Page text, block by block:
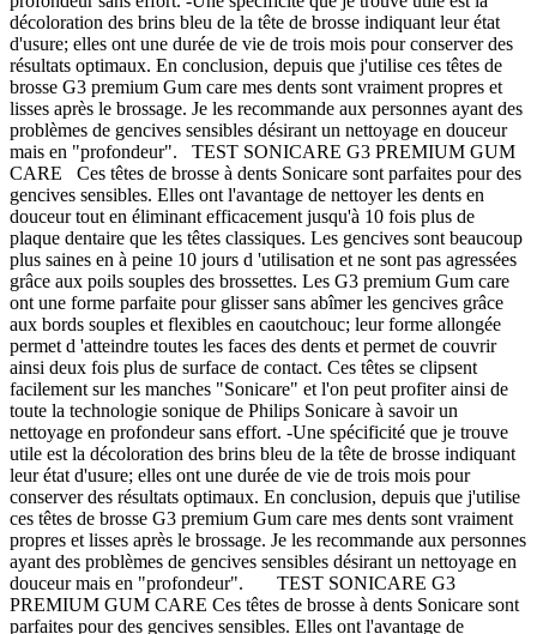
décoloration des brins bleu de la tête de brosse indiquant leur état
d'usure; elles ont une durée de vie de trois mois pour conserver des
résultats optimaux. En conclusion, depuis que j'utilise ces têtes de
brosse G3 premium Gum care mes dents sont vraiment propres et
lisses après le brossage. Je les recommande aux personnes ayant des
problèmes de gencives sensibles désirant un nettoyage en douceur
mais en "profondeur". TEST SONICARE G3 PREMIUM GUM
CARE Ces têtes de brosse à dents Sonicare sont parfaites pour des
gencives sensibles. Elles ont l'avantage de nettoyer les dents en
douceur tout en éliminant efficacement jusqu'à 10 fois plus de
plaque dentaire que les têtes classiques. Les gencives sont beaucoup
plus saines en à peine 10 jours d 'utilisation et ne sont pas agressées
grâce aux poils souples des brossettes. Les G3 premium Gum care
ont une forme parfaite pour glisser sans abîmer les gencives grâce
aux bords souples et flexibles en caoutchouc; leur forme allongée
permet d 'atteindre toutes les faces des dents et permet de couvrir
ainsi deux fois plus de surface de contact. Ces têtes se clipsent
facilement sur les manches "Sonicare" et l'on peut profiter ainsi de
toute la technologie sonique de Philips Sonicare à savoir un
nettoyage en profondeur sans effort. -Une spécificité que je trouve
utile est la décoloration des brins bleu de la tête de brosse indiquant
leur état d'usure; elles ont une durée de vie de trois mois pour
conserver des résultats optimaux. En conclusion, depuis que j'utilise
ces têtes de brosse G3 premium Gum care mes dents sont vraiment
propres et lisses après le brossage. Je les recommande aux personnes
ayant des problèmes de gencives sensibles désirant un nettoyage en
douceur mais en "profondeur". TEST SONICARE G3
PREMIUM GUM CARE Ces têtes de brosse à dents Sonicare sont
parfaites pour des gencives sensibles. Elles ont l'avantage de